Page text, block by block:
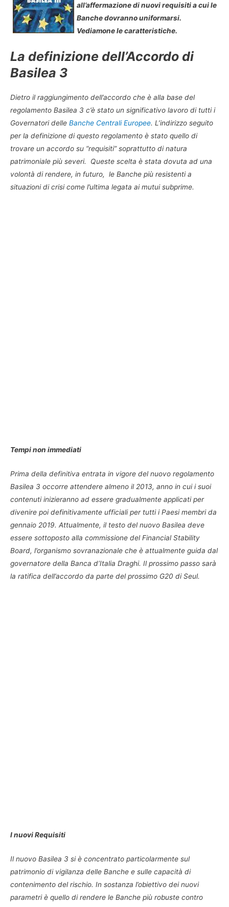
all’affermazione di nuovi requisiti a cui le
Banche dovranno uniformarsi.
Vediamone le caratteristiche.
La definizione dell’Accordo di
Basilea 3
Dietro il raggiungimento dell’accordo che è alla base del
regolamento Basilea 3 c’è stato un significativo lavoro di tutti i
Governatori delle Banche Centrali Europee. L’indirizzo seguito
per la definizione di questo regolamento è stato quello di
trovare un accordo su “requisiti” soprattutto di natura
patrimoniale più severi. Queste scelta è stata dovuta ad una
volontà di rendere, in futuro, le Banche più resistenti a
situazioni di crisi come l’ultima legata ai mutui subprime.
Tempi non immediati
Prima della definitiva entrata in vigore del nuovo regolamento
Basilea 3 occorre attendere almeno il 2013, anno in cui i suoi
contenuti inizieranno ad essere gradualmente applicati per
divenire poi definitivamente ufficiali per tutti i Paesi membri da
gennaio 2019. Attualmente, il testo del nuovo Basilea deve
essere sottoposto alla commissione del Financial Stability
Board, l’organismo sovranazionale che è attualmente guida dal
governatore della Banca d’Italia Draghi. Il prossimo passo sarà
la ratifica dell’accordo da parte del prossimo G20 di Seul.
I nuovi Requisiti
Il nuovo Basilea 3 si è concentrato particolarmente sul
patrimonio di vigilanza delle Banche e sulle capacità di
contenimento del rischio. In sostanza l’obiettivo dei nuovi
parametri è quello di rendere le Banche più robuste contro